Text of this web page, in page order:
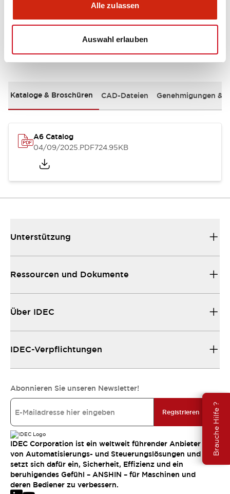
Alle zulassen
Auswahl erlauben
Brauche Hilfe ?
Dokumente und Dateien
Kataloge & Broschüren CAD-Dateien Genehmigungen &
A6 Catalog
04/09/2025.PDF724.95KB
Unterstützung
Ressourcen und Dokumente
Über IDEC
IDEC-Verpflichtungen
Abonnieren Sie unseren Newsletter!
Registrieren
IDEC Corporation ist ein weltweit führender Anbieter
von Automatisierungs- und Steuerungslösungen und
setzt sich dafür ein, Sicherheit, Effizienz und ein
beruhigendes Gefühl – ANSHIN – für Maschinen und
deren Bediener zu verbessern.